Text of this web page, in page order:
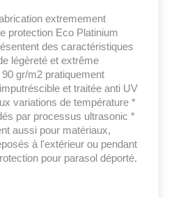
extremement
protection Eco Platinium
des caractéristiques
légèreté et extrême
gr/m2 pratiquement
et traitée anti UV
variations de température *
par processus ultrasonic *
aussi pour matériaux,
à l'extérieur ou pendant
pour parasol déporté.